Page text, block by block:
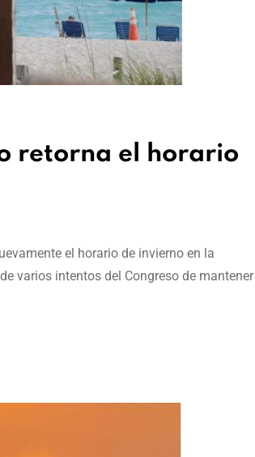
retorna el horario
el horario de invierno en la
varios intentos del Congreso de mantener